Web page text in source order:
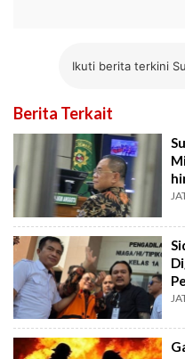
Ikuti berita terkini
Berita Terkait